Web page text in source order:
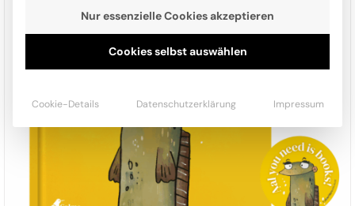
Nur essenzielle Cookies akzeptieren
Cookies selbst auswählen
Cookie-Details Datenschutzerklärung Impressum